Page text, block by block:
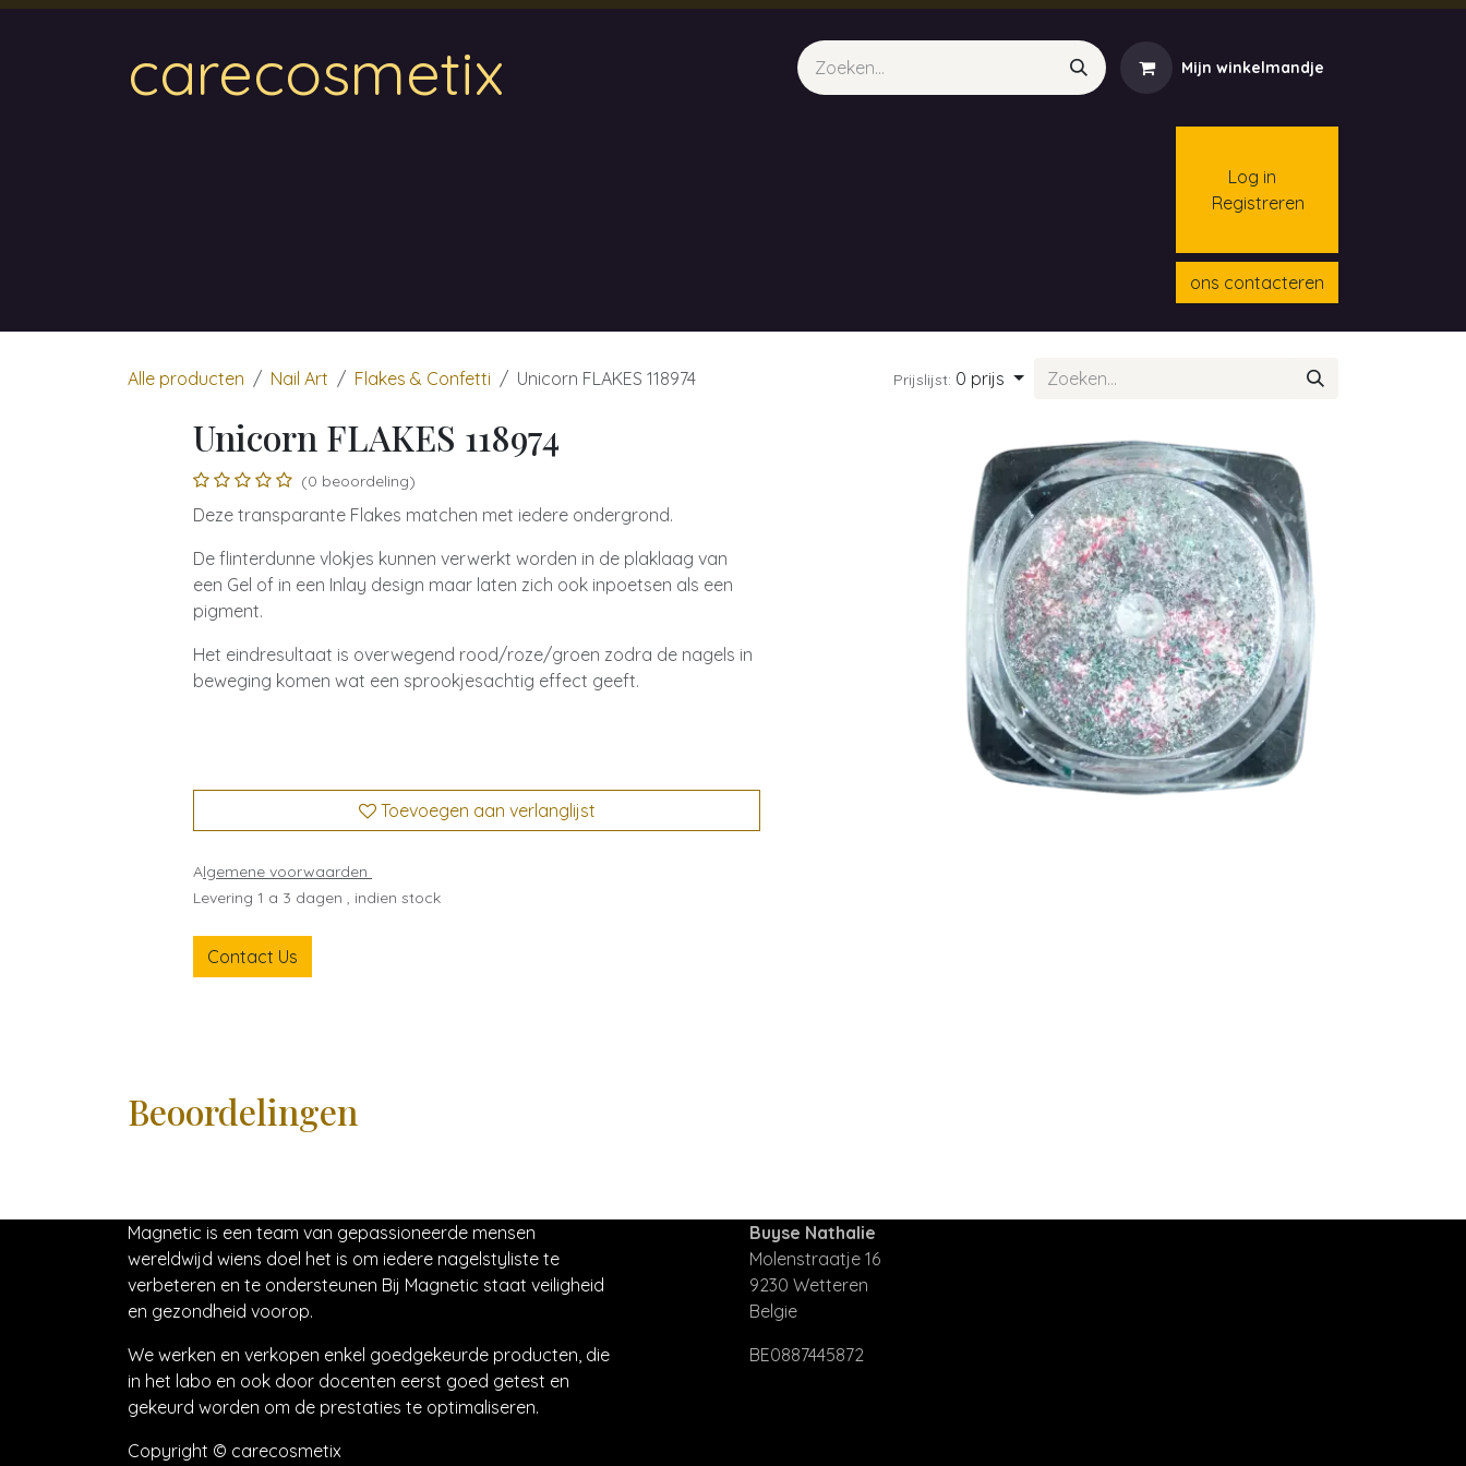
carecosmetix Mijn winkelmandje
Log in
Registreren
ons contacteren
Alle producten Nail Art Flakes & Confetti Unicorn FLAKES 118974 Prijslijst: 0 prijs
Unicorn FLAKES 118974
(0 beoordeling)
Deze transparante Flakes matchen met iedere ondergrond.
De flinterdunne vlokjes kunnen verwerkt worden in de plaklaag van
een Gel of in een Inlay design maar laten zich ook inpoetsen als een
pigment.
Het eindresultaat is overwegend rood/roze/groen zodra de nagels in
beweging komen wat een sprookjesachtig effect geeft.
Toevoegen aan verlanglijst
Algemene voorwaarden
Levering 1 a 3 dagen , indien stock
Contact Us
Beoordelingen
Magnetic is een team van gepassioneerde mensen
wereldwijd wiens doel het is om iedere nagelstyliste te
verbeteren en te ondersteunen Bij Magnetic staat veiligheid
en gezondheid voorop.
We werken en verkopen enkel goedgekeurde producten, die
in het labo en ook door docenten eerst goed getest en
gekeurd worden om de prestaties te optimaliseren.
Copyright © carecosmetix
Buyse Nathalie
Molenstraatje 16
9230 Wetteren
Belgie
BE0887445872